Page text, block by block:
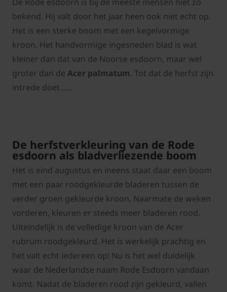
bekend. Hij valt door het jaar heen ook niet echt op.
Het is een sterke boom met een kegelvormige
kroon. Het handvormige ingesneden blad is wat
kleiner dan dat van de Noorse esdoorn, maar wel
groter dan de Acer palmatum. Tot dat de herfst zijn
intrede doet......
De herfstverkleuring van de Rode
esdoorn als bladverliezende boom
Het is eind augustus en ineens staat daar een boom
met een paar roodgekleurde bladeren tussen de
verder groen gekleurde kroon. Naarmate de weken
vorderen, kleuren er steeds meer bladeren rood.
Uiteindelijk is de volledige kroon van de Acer
rubrum roodgekleurd. Het is werkelijk prachtig en
het valt echt iedereen op! Nu is het wel duidelijk
waar de Nederlandse naam Rode Esdoorn vandaan
komt. Nadat de bladeren rood zijn gekleurd, vallen